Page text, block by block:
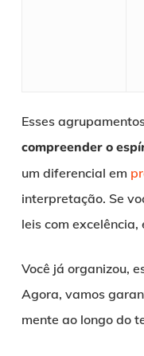
Esses
compreender o
um diferencial em
interpretação. Se
leis com
Você já organizou,
Agora, vamos
mente ao longo do